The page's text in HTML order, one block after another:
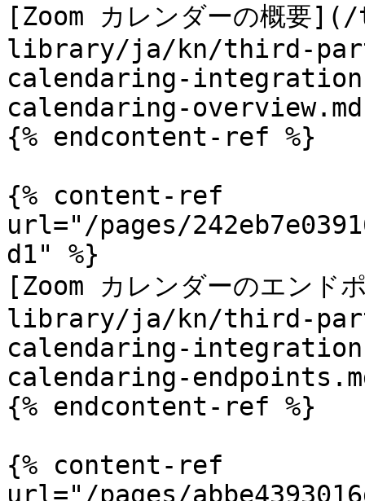
[Zoom カレンダーの概要
library/ja/kn/third-
calendaring-
calendaring-
{% endcontent-ref %}
{% content-ref
url="/pages/
d1" %}
[Zoom カレンダーのエン
library/ja/kn/third-
calendaring-
calendaring-
{% endcontent-ref %}
{% content-ref
url="/pages/